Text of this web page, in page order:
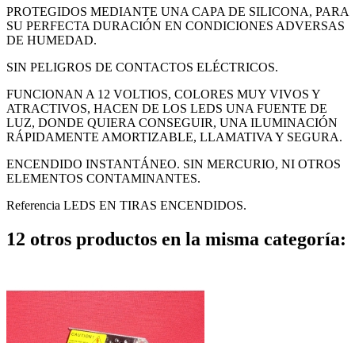
PROTEGIDOS MEDIANTE UNA CAPA DE SILICONA, PARA
SU PERFECTA DURACIÓN EN CONDICIONES ADVERSAS
DE HUMEDAD.
SIN PELIGROS DE CONTACTOS ELÉCTRICOS.
FUNCIONAN A 12 VOLTIOS, COLORES MUY VIVOS Y
ATRACTIVOS, HACEN DE LOS LEDS UNA FUENTE DE
LUZ, DONDE QUIERA CONSEGUIR, UNA ILUMINACIÓN
RÁPIDAMENTE AMORTIZABLE, LLAMATIVA Y SEGURA.
ENCENDIDO INSTANTÁNEO. SIN MERCURIO, NI OTROS
ELEMENTOS CONTAMINANTES.
Referencia LEDS EN TIRAS ENCENDIDOS.
12 otros productos en la misma categoría: